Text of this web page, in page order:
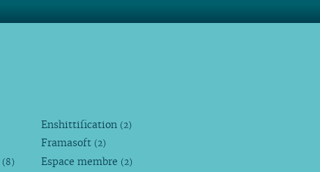
(8)
Enshittification (2)
Framasoft (2)
Espace membre (2)